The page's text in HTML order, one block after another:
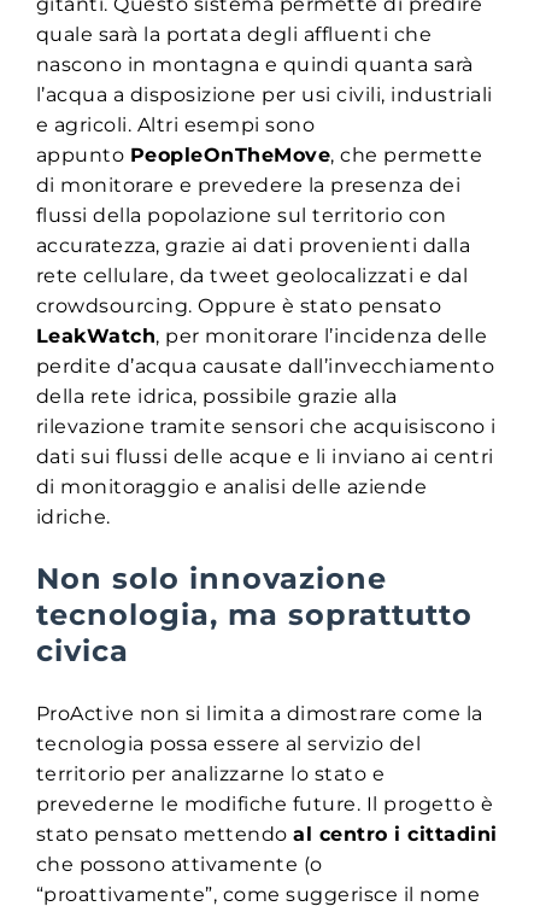
quale sarà la portata degli affluenti che
nascono in montagna e quindi quanta sarà
l’acqua a disposizione per usi civili, industriali
e agricoli. Altri esempi sono
appunto PeopleOnTheMove, che permette
di monitorare e prevedere la presenza dei
flussi della popolazione sul territorio con
accuratezza, grazie ai dati provenienti dalla
rete cellulare, da tweet geolocalizzati e dal
crowdsourcing. Oppure è stato pensato
LeakWatch, per monitorare l’incidenza delle
perdite d’acqua causate dall’invecchiamento
della rete idrica, possibile grazie alla
rilevazione tramite sensori che acquisiscono i
dati sui flussi delle acque e li inviano ai centri
di monitoraggio e analisi delle aziende
idriche.
Non solo innovazione
tecnologia, ma soprattutto
civica
ProActive non si limita a dimostrare come la
tecnologia possa essere al servizio del
territorio per analizzarne lo stato e
prevederne le modifiche future. Il progetto è
stato pensato mettendoal centro i cittadini
che possono attivamente (o
“proattivamente”, come suggerisce il nome